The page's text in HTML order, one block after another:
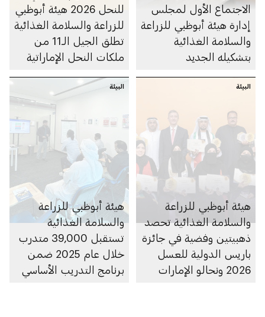
الاجتماع الأول لمجلس
إدارة هيئة أبوظبي للزراعة
والسلامة الغذائية
بتشكيله الجديد
للنحل 2026 هيئة أبوظبي
للزراعة والسلامة الغذائية
تطلق الجيل الـ11 من
ملكات النحل الإماراتية
البيئة
هيئة أبوظبي للزراعة
والسلامة الغذائية تحصد
ذهبيتين وفضية في جائزة
باريس الدولية للعسل
2026 ونحالو الإمارات
البيئة
هيئة أبوظبي للزراعة
والسلامة الغذائية
تستقبل 39,000 متدرب
خلال عام 2025 ضمن
برنامج التدريب الأساسي